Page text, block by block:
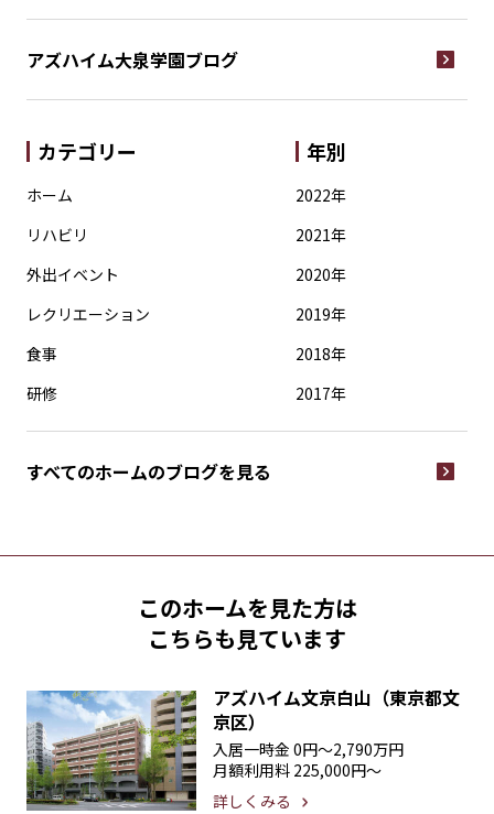
アズハイム大泉学園ブログ
カテゴリー
ホーム
リハビリ
外出イベント
レクリエーション
食事
研修
年別
2022年
2021年
2020年
2019年
2018年
2017年
すべてのホームのブログを見る
このホームを見た方は
こちらも見ています
アズハイム文京白山（東京都文
京区）
入居一時金 0円〜2,790万円
月額利用料 225,000円〜
詳しくみる